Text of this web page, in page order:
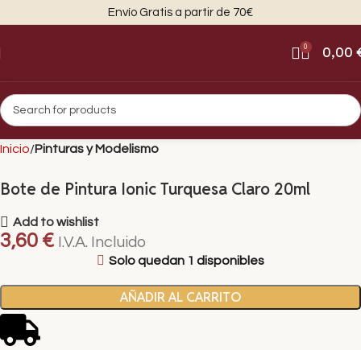
Envío Gratis a partir de 70€
0 0,00
Inicio Pinturas y Modelismo
Bote de Pintura Ionic Turquesa Claro 20ml
Add to wishlist
3,60 € I.V.A. Incluido
Solo quedan 1 disponibles
AÑADIR AL CARRITO